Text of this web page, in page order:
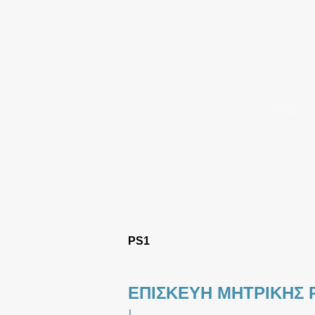
PS1
ΕΠΙΣΚΕΥΗ ΜΗΤΡΙΚΗΣ